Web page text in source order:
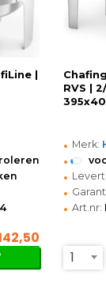
|
RVS |
• Merk:
•
•
•
• Art.nr:
1